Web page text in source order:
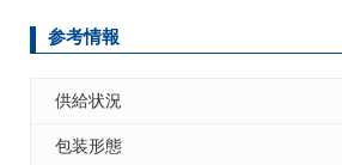
参考情報
供給状況
包装形態